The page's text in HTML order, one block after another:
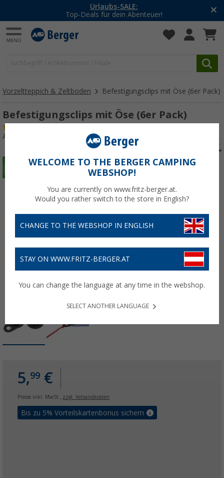
Urlaubs-SALE:
Top-Deals für dein Abenteuer!
Vorzeltteppich & Zeltboden Befestigungsclips mit Öse (6er Pack)
Befestigungsclips mit Öse (6er Pack)
Art.-Nr.: 467720
5,99 €
Preise inkl. MwSt., zzgl. Versandkosten
Bis zu 5% Vorteilskartenbonus sichern
WELCOME TO THE BERGER CAMPING
WEBSHOP!
You are currently on www.fritz-berger.at.
Would you rather switch to the store in English?
CHANGE TO THE WEBSHOP IN ENGLISH
STAY ON WWW.FRITZ-BERGER.AT
You can change the language at any time in the webshop.
SELECT ANOTHER LANGUAGE